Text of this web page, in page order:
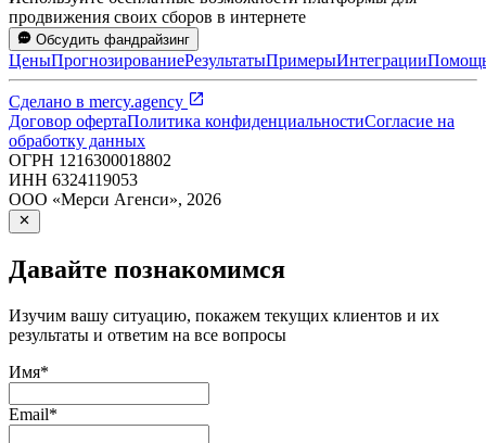
продвижения своих сборов в интернете
Обсудить фандрайзинг
ЦеныПрогнозированиеРезультатыПримерыИнтеграции
Сделано в mercy.agency
Договор офертаПолитика конфиденциальностиСогласие на
обработку данных
ОГРН 1216300018802
ИНН 6324119053
ООО «Мерси Агенси», 2026
Давайте познакомимся
Изучим вашу ситуацию, покажем текущих клиентов и их
результаты и ответим на все вопросы
Имя*
Email*